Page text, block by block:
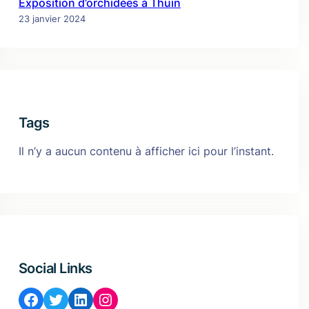
Exposition d’orchidées à Thuin
23 janvier 2024
Tags
Il n’y a aucun contenu à afficher ici pour l’instant.
Social Links
Facebook Twitter LinkedIn Instagram